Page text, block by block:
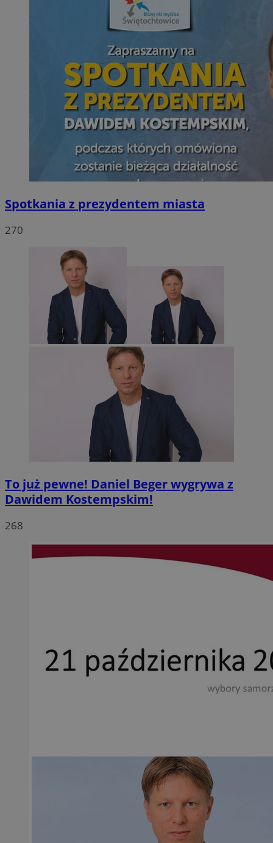
Spotkania z prezydentem miasta
270
To już pewne! Daniel Beger wygrywa z
Dawidem Kostempskim!
268